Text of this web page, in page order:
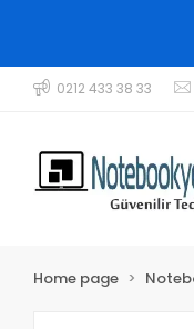
0212 433 38 33
Home page